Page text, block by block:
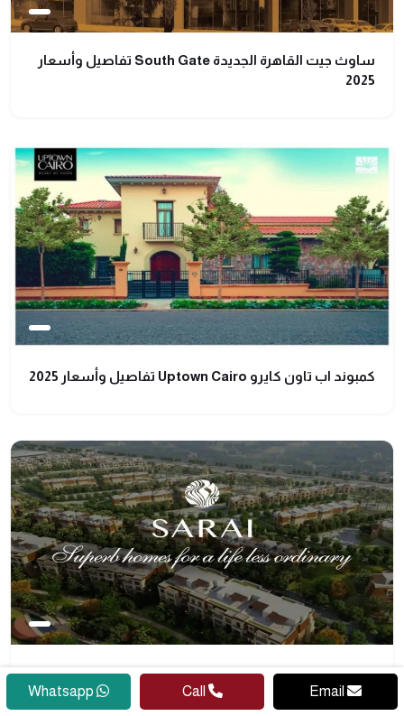
ساوث جيت القاهرة الجديدة South Gate تفاصيل وأسعار
2025
كمبوند اب تاون كايرو Uptown Cairo تفاصيل وأسعار 2025
كمبوند سراي القاهرة الجديدة sarai new cairo قسط حتى
Email
Call
Whatsapp